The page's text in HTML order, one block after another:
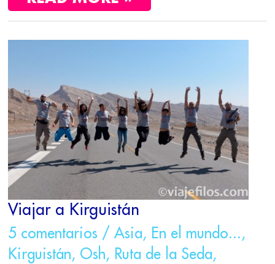
Viajar a Kirguistán
5 comentarios / Asia, En el mundo...,
Kirguistán, Osh, Ruta de la Seda,
VIAJAR